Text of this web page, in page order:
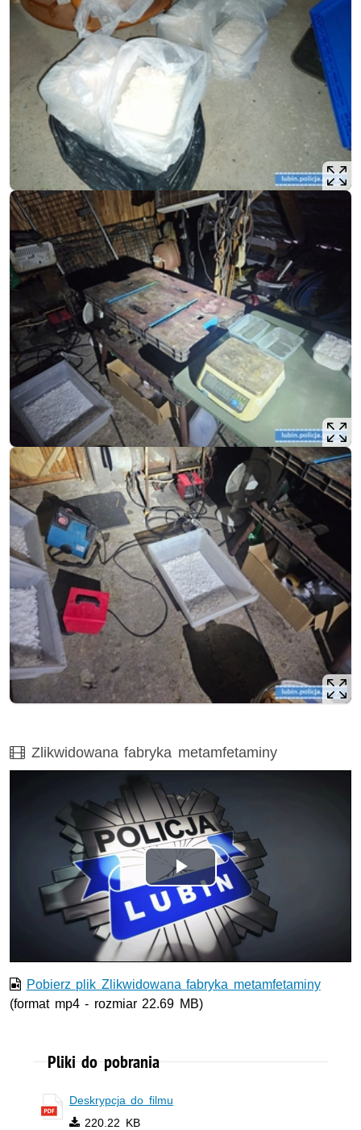
Film
Zlikwidowana fabryka metamfetaminy
Odtwórz
wideo
Pobierz plik Zlikwidowana fabryka metamfetaminy
(format mp4 - rozmiar 22.69 MB)
Pliki do pobrania
Deskrypcja do filmu
220.22 KB